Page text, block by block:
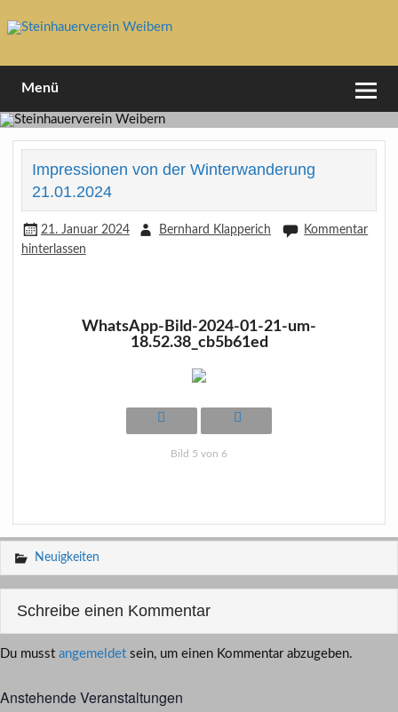
to
content
Menü
Impressionen von der Winterwanderung
21.01.2024
21. Januar 2024 Bernhard Klapperich
Kommentar
hinterlassen
WhatsApp-Bild-2024-01-21-um-
18.52.38_cb5b61ed
Bild 5 von 6
Neuigkeiten
Schreibe einen Kommentar
Du musst angemeldet sein, um einen Kommentar abzugeben.
Anstehende Veranstaltungen